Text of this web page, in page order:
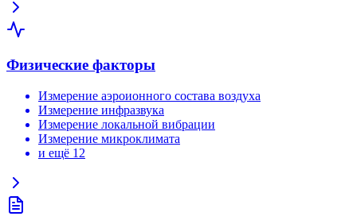
Физические факторы
Измерение аэроионного состава воздуха
Измерение инфразвука
Измерение локальной вибрации
Измерение микроклимата
и ещё 12